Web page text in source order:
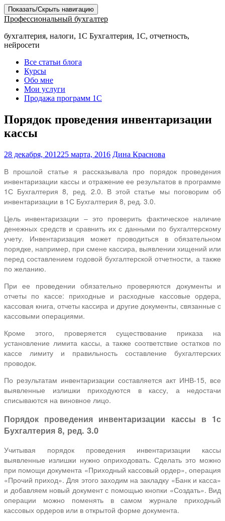
Показать/Скрыть навигацию
Профессиональный бухгалтер
бухгалтерия, налоги, 1С Бухгалтерия, 1С, отчетность,
нейросети
Все статьи блога
Курсы
Обо мне
Мои услуги
Продажа программ 1С
Порядок проведения инвентаризации
кассы
28 декабря, 201225 марта, 2016 Дина Краснова
В прошлой статье я рассказывала про порядок проведения
инвентаризации кассы и отражение ее результатов в программе
1С Бухгалтерия 8, ред. 2.0. В этой статье мы поговорим об
инвентаризации в 1С Бухгалтерия 8, ред. 3.0.
Цель инвентаризации – это проверить фактическое наличие
денежных средств и сравнить их с данными по бухгалтерскому
учету. Инвентаризация может проводиться в обязательном
порядке, например, при смене кассира, выявлении хищений или
перед составлением годовой бухгалтерской отчетности, а также
по желанию.
При ее проведении обязательно проверяются документы и
отчеты по кассе: приходные и расходные кассовые ордера,
кассовая книга, отчеты кассира и другие документы, связанные с
кассовыми операциями.
Кроме этого, проверяется существование приказа на
установление лимита кассы, а также соответствие остатков по
кассе лимиту и правильность составление бухгалтерских
проводок.
По результатам инвентаризации составляется акт ИНВ-15, все
выявленные излишки приходуются в кассу, а недостачи
списываются на виновное лицо.
Порядок проведения инвентаризации кассы в 1с
Бухгалтерия 8, ред. 3.0
Учитывая порядок проведения инвентаризации кассы
выявленные излишки нужно оприходовать. Сделать это можно
при помощи документа «Приходный кассовый ордер», операция
«Прочий приход». Для этого заходим на закладку «Банк и касса»
и добавляем новый документ с помощью кнопки «Создать». Вид
операции можно поменять в самом журнале приходный
кассовых ордеров или в открытой форме документа.